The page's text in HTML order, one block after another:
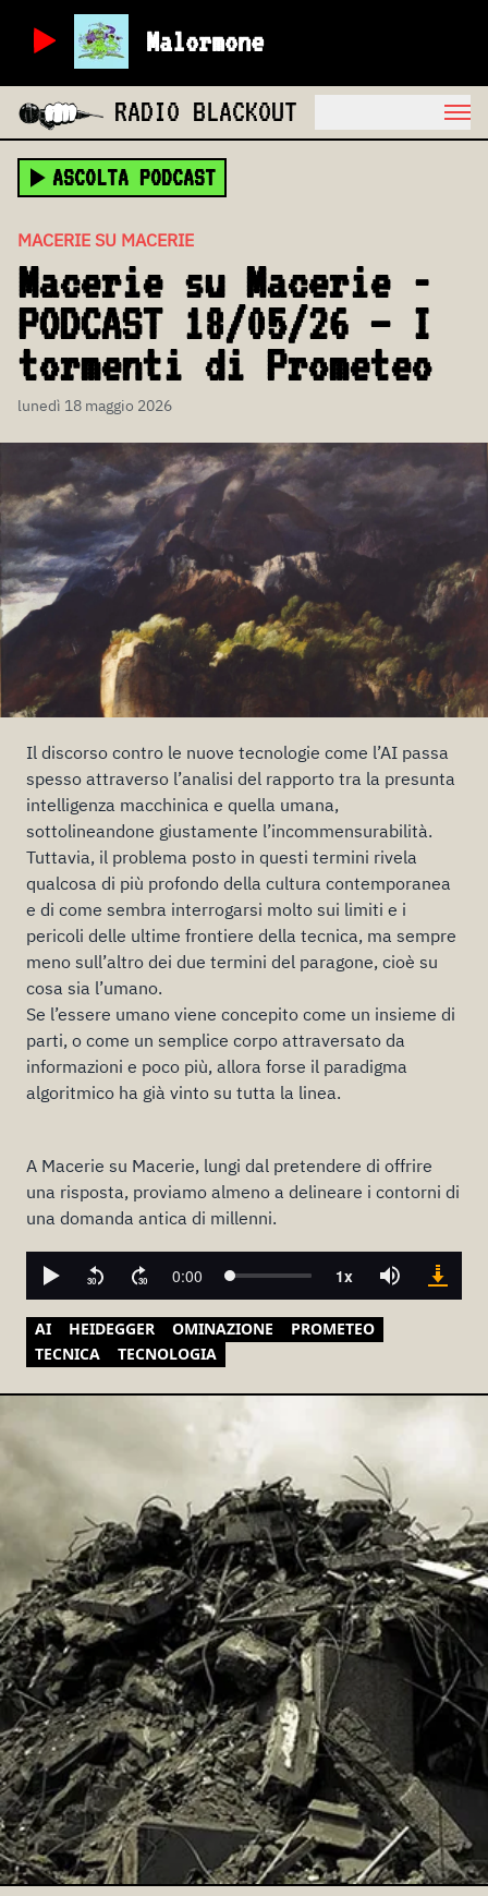
Malormone
RADIO BLACKOUT
ASCOLTA PODCAST
MACERIE SU MACERIE
Macerie su Macerie -
PODCAST 18/05/26 – I
tormenti di Prometeo
lunedì 18 maggio 2026
Il discorso contro le nuove tecnologie come l’AI passa
spesso attraverso l’analisi del rapporto tra la presunta
intelligenza macchinica e quella umana,
sottolineandone giustamente l’incommensurabilità.
Tuttavia, il problema posto in questi termini rivela
qualcosa di più profondo della cultura contemporanea
e di come sembra interrogarsi molto sui limiti e i
pericoli delle ultime frontiere della tecnica, ma sempre
meno sull’altro dei due termini del paragone, cioè su
cosa sia l’umano.
Se l’essere umano viene concepito come un insieme di
parti, o come un semplice corpo attraversato da
informazioni e poco più, allora forse il paradigma
algoritmico ha già vinto su tutta la linea.
A Macerie su Macerie, lungi dal pretendere di offrire
una risposta, proviamo almeno a delineare i contorni di
una domanda antica di millenni.
AI HEIDEGGER OMINAZIONE
PROMETEO
TECNICA
TECNOLOGIA